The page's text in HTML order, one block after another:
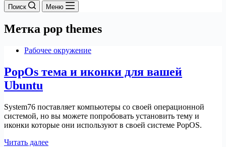
Поиск Меню
Метка pop themes
Рабочее окружение
PopOs тема и иконки для вашей
Ubuntu
System76 поставляет компьютеры со своей операционной
системой, но вы можете попробовать установить тему и
иконки которые они используют в своей системе PopOS.
Читать далееPopOs